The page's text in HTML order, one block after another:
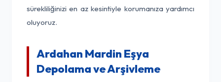
sürekliliğinizi en az kesintiyle korumanıza yardımcı
oluyoruz.
Ardahan Mardin Eşya
Depolama ve Arşivleme